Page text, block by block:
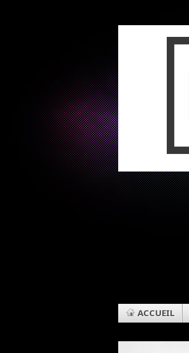
ACCUEIL